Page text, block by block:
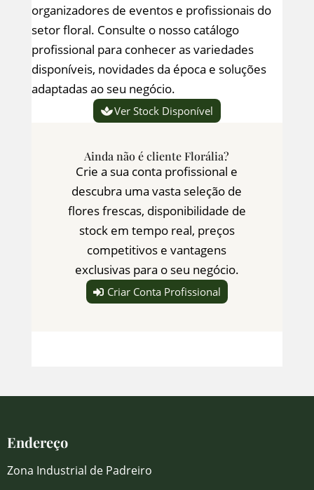
organizadores de eventos e profissionais do
setor floral. Consulte o nosso catálogo
profissional para conhecer as variedades
disponíveis, novidades da época e soluções
adaptadas ao seu negócio.
Ver Stock Disponível
Ainda não é cliente Florália?
Crie a sua conta profissional e
descubra uma vasta seleção de
flores frescas, disponibilidade de
stock em tempo real, preços
competitivos e vantagens
exclusivas para o seu negócio.
Criar Conta Profissional
Endereço
Zona Industrial de Padreiro